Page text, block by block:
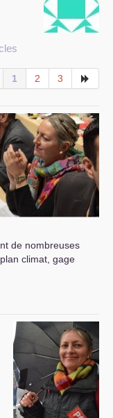
1 2 3
de nombreuses
climat, gage